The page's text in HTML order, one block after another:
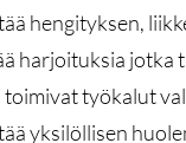
hengityksen,
harjoituksia jotka
työkalut
yksilöllisen